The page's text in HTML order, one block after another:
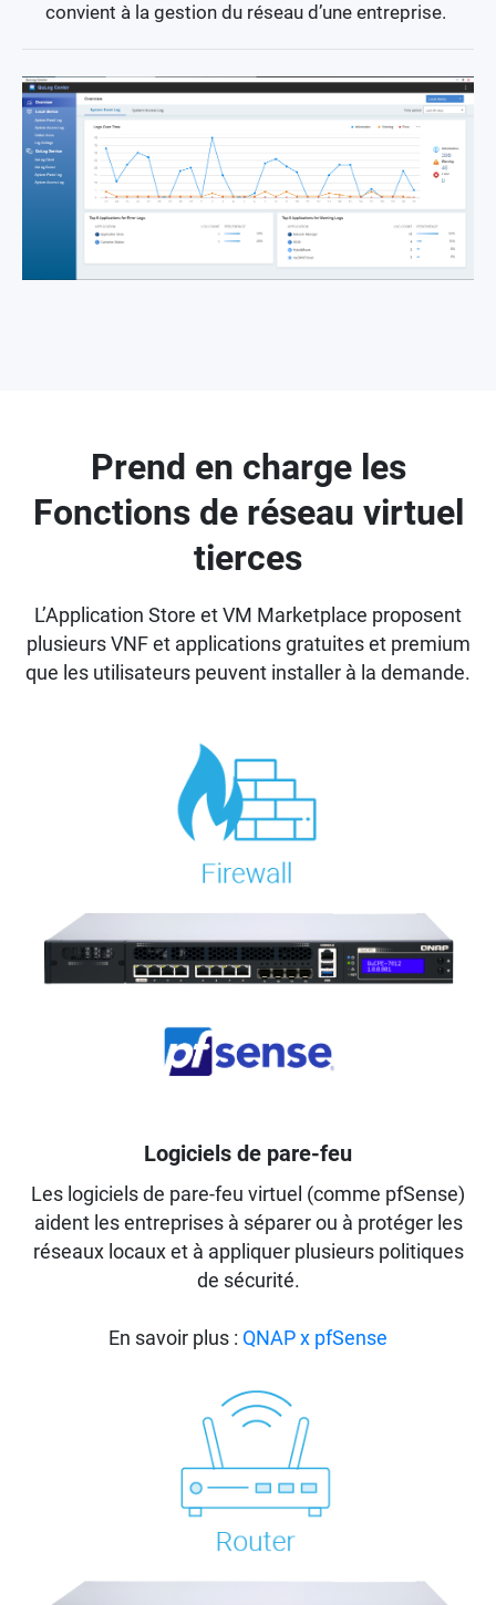
convient à la gestion du réseau d’une entreprise.
Prend en charge les
Fonctions de réseau virtuel
tierces
L’Application Store et VM Marketplace proposent
plusieurs VNF et applications gratuites et premium
que les utilisateurs peuvent installer à la demande.
Logiciels de pare-feu
Les logiciels de pare-feu virtuel (comme pfSense)
aident les entreprises à séparer ou à protéger les
réseaux locaux et à appliquer plusieurs politiques
de sécurité.
En savoir plus : QNAP x pfSense